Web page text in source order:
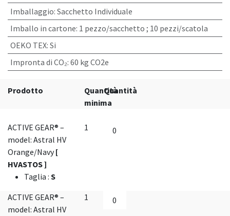
Imballaggio: Sacchetto Individuale
Imballo in cartone: 1 pezzo/sacchetto ; 10 pezzi/scatola
OEKO TEX: Si
Impronta di CO₂: 60 kg CO2e
Prodotto
Quantità
minima
Quantità
ACTIVE GEAR® –
model: Astral HV
Orange/Navy[
HVASTOS ]
Taglia : S
1
ACTIVE GEAR® –
model: Astral HV
1